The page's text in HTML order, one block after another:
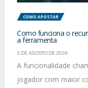
COMO APOSTAR
Como funciona o
a ferramenta
5 DE AGOSTO DE 2026
A funcionalidade
jogador com maior